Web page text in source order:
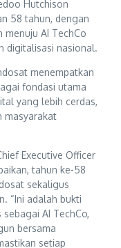
Hutchison
58 tahun, dengan
AI TechCo
digitalisasi nasional.
menempatkan
fondasi utama
yang lebih cerdas,
masyarakat
Executive Officer
tahun ke-58
sekaligus
“Ini adalah bukti
AI TechCo,
bersama
setiap